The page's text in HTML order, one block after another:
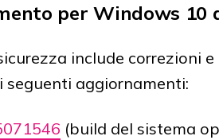
per Windows 10
include correzioni
aggiornamenti:
(build del sistema